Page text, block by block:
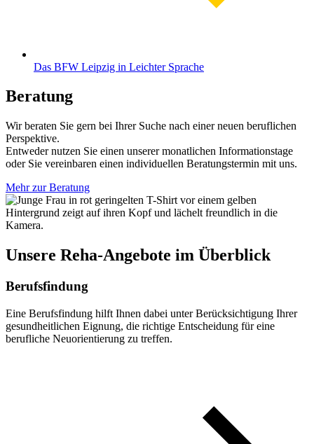
Das BFW Leipzig in Leichter Sprache
Beratung
Wir beraten Sie gern bei Ihrer Suche nach einer neuen beruflichen
Perspektive.
Entweder nutzen Sie einen unserer monatlichen Informationstage
oder Sie vereinbaren einen individuellen Beratungstermin mit uns.
Mehr zur Beratung
Unsere Reha-Angebote im Überblick
Berufsfindung
Eine Berufsfindung hilft Ihnen dabei unter Berücksichtigung Ihrer
gesundheitlichen Eignung, die richtige Entscheidung für eine
berufliche Neuorientierung zu treffen.